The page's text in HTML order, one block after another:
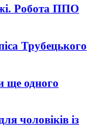
Робота ППО
Трубецького
ще одного
чоловіків із